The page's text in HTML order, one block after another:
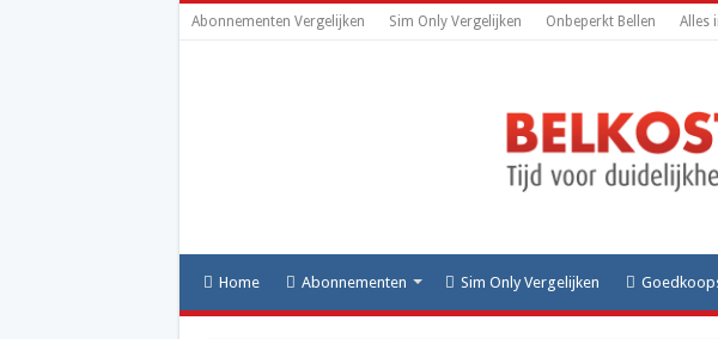
Abonnementen Vergelijken Sim Only Vergelijken Onbeperkt Bellen Alles
Home Abonnementen Sim Only Vergelijken